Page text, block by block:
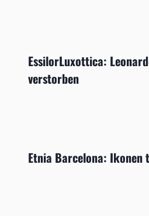
EssilorLuxottica:
verstorben
Etnia Barcelona: Ikonen